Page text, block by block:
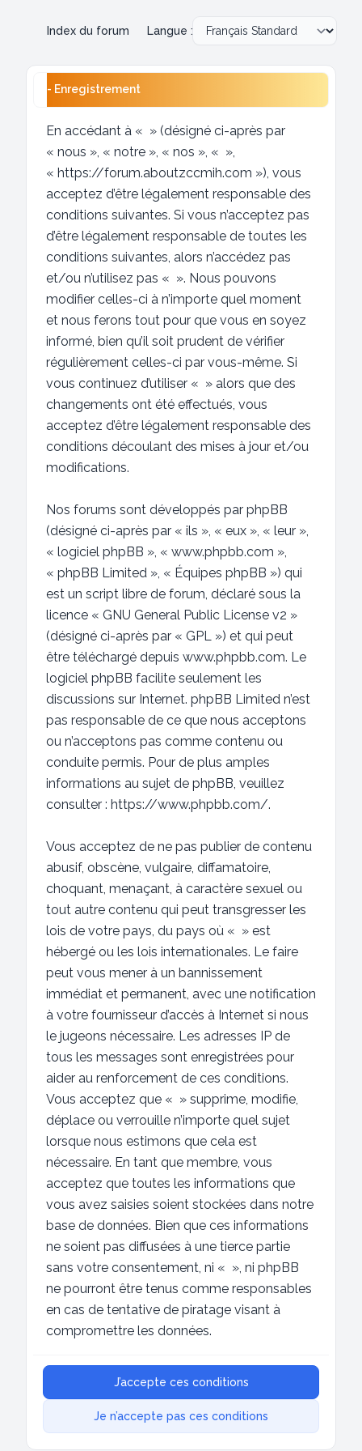
Index du forum Langue :
- Enregistrement
En accédant à « » (désigné ci-après par
« nous », « notre », « nos », « »,
« https://forum.aboutzccmih.com »), vous
acceptez d’être légalement responsable des
conditions suivantes. Si vous n’acceptez pas
d’être légalement responsable de toutes les
conditions suivantes, alors n’accédez pas
et/ou n’utilisez pas « ». Nous pouvons
modifier celles-ci à n’importe quel moment
et nous ferons tout pour que vous en soyez
informé, bien qu’il soit prudent de vérifier
régulièrement celles-ci par vous-même. Si
vous continuez d’utiliser « » alors que des
changements ont été effectués, vous
acceptez d’être légalement responsable des
conditions découlant des mises à jour et/ou
modifications.
Nos forums sont développés par phpBB
(désigné ci-après par « ils », « eux », « leur »,
« logiciel phpBB », « www.phpbb.com »,
« phpBB Limited », « Équipes phpBB ») qui
est un script libre de forum, déclaré sous la
licence « GNU General Public License v2 »
(désigné ci-après par « GPL ») et qui peut
être téléchargé depuis www.phpbb.com. Le
logiciel phpBB facilite seulement les
discussions sur Internet. phpBB Limited n’est
pas responsable de ce que nous acceptons
ou n’acceptons pas comme contenu ou
conduite permis. Pour de plus amples
informations au sujet de phpBB, veuillez
consulter : https://www.phpbb.com/.
Vous acceptez de ne pas publier de contenu
abusif, obscène, vulgaire, diffamatoire,
choquant, menaçant, à caractère sexuel ou
tout autre contenu qui peut transgresser les
lois de votre pays, du pays où « » est
hébergé ou les lois internationales. Le faire
peut vous mener à un bannissement
immédiat et permanent, avec une notification
à votre fournisseur d’accès à Internet si nous
le jugeons nécessaire. Les adresses IP de
tous les messages sont enregistrées pour
aider au renforcement de ces conditions.
Vous acceptez que « » supprime, modifie,
déplace ou verrouille n’importe quel sujet
lorsque nous estimons que cela est
nécessaire. En tant que membre, vous
acceptez que toutes les informations que
vous avez saisies soient stockées dans notre
base de données. Bien que ces informations
ne soient pas diffusées à une tierce partie
sans votre consentement, ni « », ni phpBB
ne pourront être tenus comme responsables
en cas de tentative de piratage visant à
compromettre les données.
J’accepte ces conditions
Je n’accepte pas ces conditions